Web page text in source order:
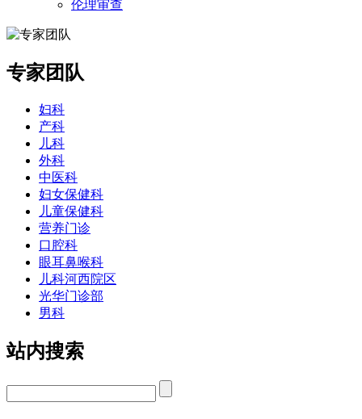
伦理审查
专家团队
妇科
产科
儿科
外科
中医科
妇女保健科
儿童保健科
营养门诊
口腔科
眼耳鼻喉科
儿科河西院区
光华门诊部
男科
站内搜索